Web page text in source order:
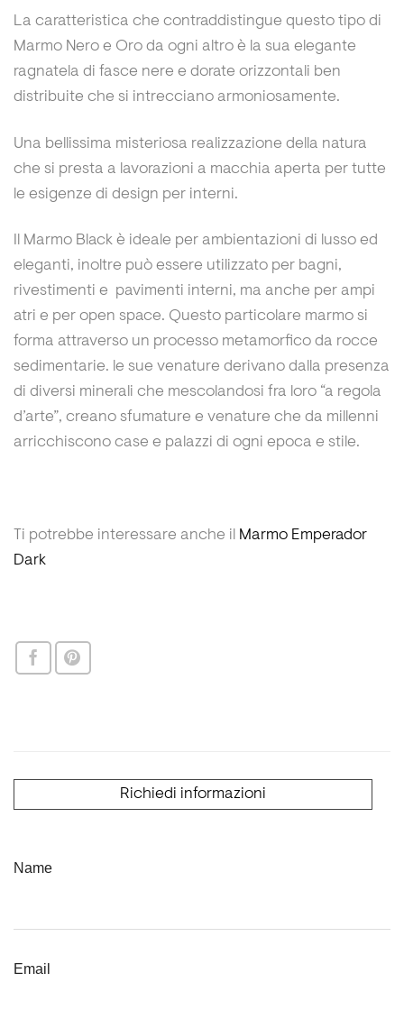
La caratteristica che contraddistingue questo tipo di
Marmo Nero e Oro da ogni altro è la sua elegante
ragnatela di fasce nere e dorate orizzontali ben
distribuite che si intrecciano armoniosamente.
Una bellissima misteriosa realizzazione della natura
che si presta a lavorazioni a macchia aperta per tutte
le esigenze di design per interni.
Il Marmo Black è ideale per ambientazioni di lusso ed
eleganti, inoltre può essere utilizzato per bagni,
rivestimenti e pavimenti interni, ma anche per ampi
atri e per open space. Questo particolare marmo si
forma attraverso un processo metamorfico da rocce
sedimentarie. le sue venature derivano dalla presenza
di diversi minerali che mescolandosi fra loro “a regola
d’arte”, creano sfumature e venature che da millenni
arricchiscono case e palazzi di ogni epoca e stile.
Ti potrebbe interessare anche il Marmo Emperador
Dark
Richiedi informazioni
Name
Email